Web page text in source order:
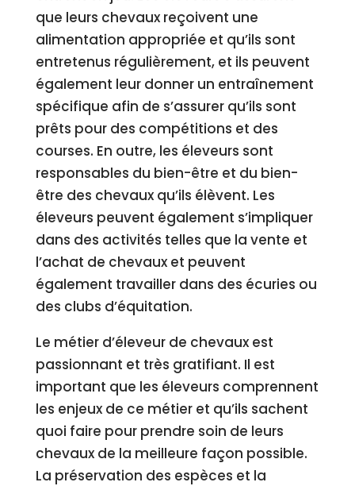
que leurs chevaux reçoivent une
alimentation appropriée et qu’ils sont
entretenus régulièrement, et ils peuvent
également leur donner un entraînement
spécifique afin de s’assurer qu’ils sont
prêts pour des compétitions et des
courses. En outre, les éleveurs sont
responsables du bien-être et du bien-
être des chevaux qu’ils élèvent. Les
éleveurs peuvent également s’impliquer
dans des activités telles que la vente et
l’achat de chevaux et peuvent
également travailler dans des écuries ou
des clubs d’équitation.
Le métier d’éleveur de chevaux est
passionnant et très gratifiant. Il est
important que les éleveurs comprennent
les enjeux de ce métier et qu’ils sachent
quoi faire pour prendre soin de leurs
chevaux de la meilleure façon possible.
La préservation des espèces et la